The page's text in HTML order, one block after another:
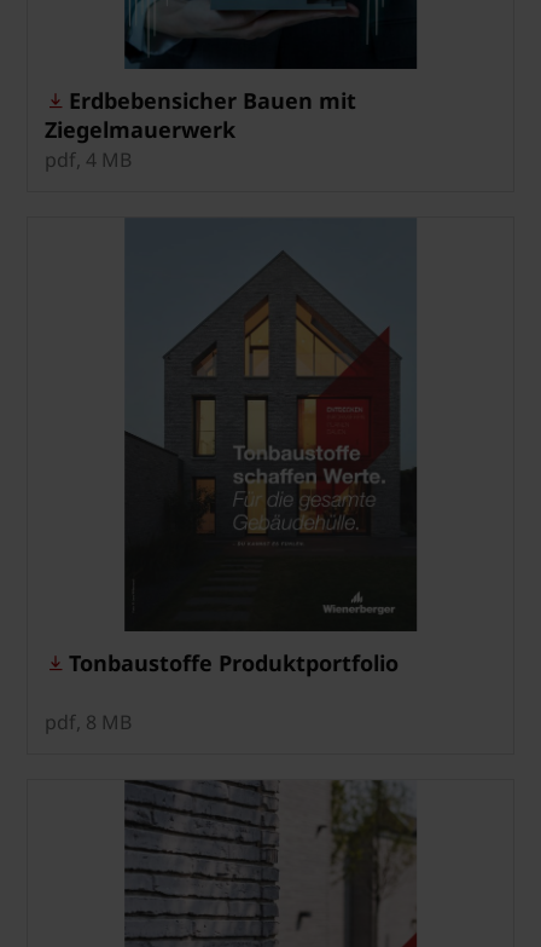
Erdbebensicher Bauen mit
Ziegelmauerwerk
pdf, 4 MB
Tonbaustoffe Produktportfolio
pdf, 8 MB